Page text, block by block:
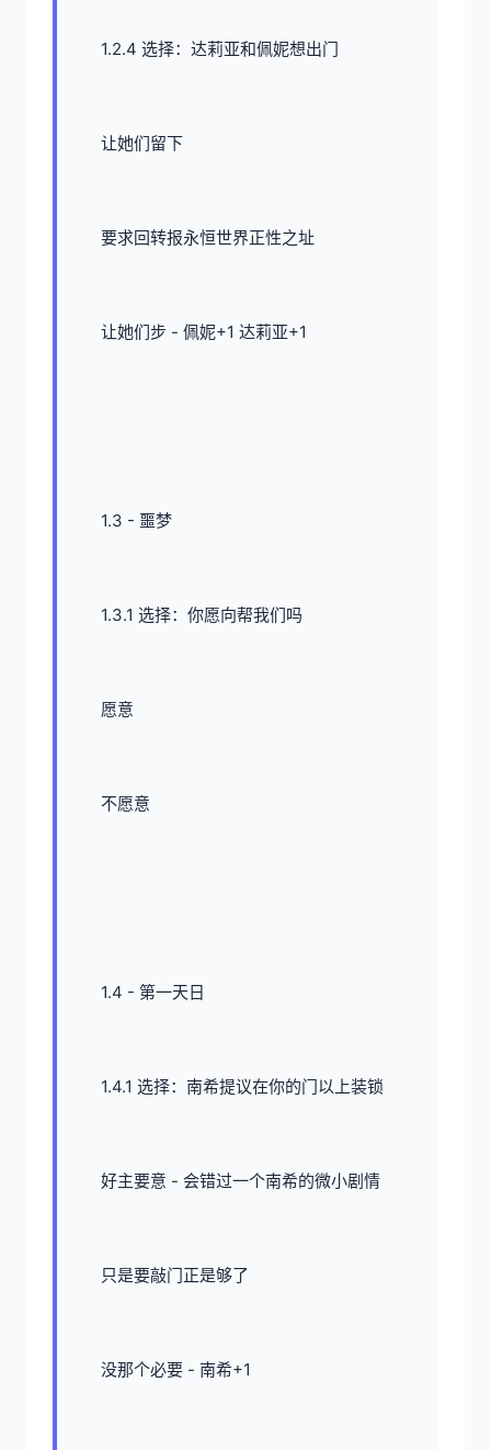
1.2.4 选择：达莉亚和佩妮想出门
让她们留下
要求回转报永恒世界正性之址
让她们步 - 佩妮+1 达莉亚+1
1.3 - 噩梦
1.3.1 选择：你愿向帮我们吗
愿意
不愿意
1.4 - 第一天日
1.4.1 选择：南希提议在你的门以上装锁
好主要意 - 会错过一个南希的微小剧情
只是要敲门正是够了
没那个必要 - 南希+1